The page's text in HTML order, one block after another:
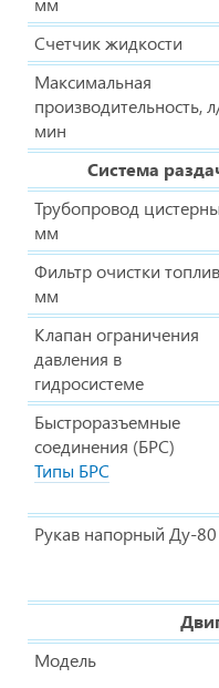
Счетчик жидкости
Максимальная
производительность,
мин
Система
Трубопровод
мм
Фильтр очистки
мм
Клапан ограничения
давления в
гидросистеме
Быстроразъемные
соединения (БРС)
Типы БРС
Рукав напорный Ду-80
Модель